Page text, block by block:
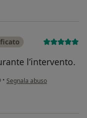
l’intervento.
• secondo l'opinione
Segnala abuso